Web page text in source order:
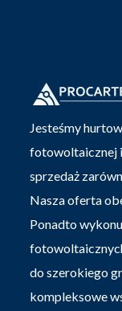
Jesteśmy
fotowoltaicznej
sprzedaż
Nasza oferta
Ponadto
do szerokiego
kompleksowe